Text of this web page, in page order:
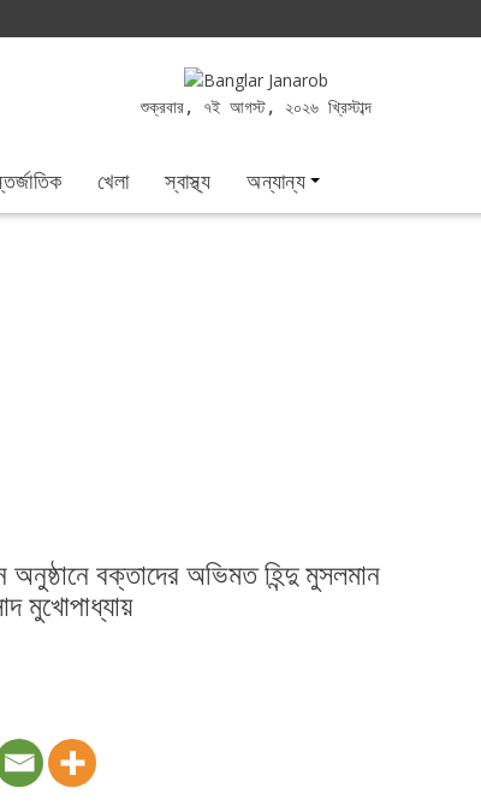
শুক্রবার, ৭ই আগস্ট, ২০২৬ খ্রিস্টাব্দ
খেলা স্বাস্থ্য অন্যান্য
অনুষ্ঠানে বক্তাদের অভিমত হিন্দু মুসলমান
মুখোপাধ্যায়